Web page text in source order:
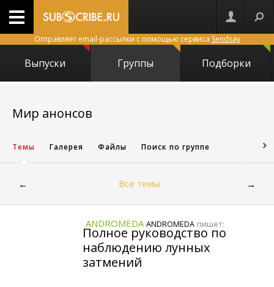
Отправляет email-рассылки с помощью сервиса Sendsay
Выпуски Группы Подборки
Мир анонсов
Темы Галерея Файлы Поиск по группе
← Все темы →
ANDROMEDA ANDROMEDA пишет:
Полное руководство по
наблюдению лунных
затмений